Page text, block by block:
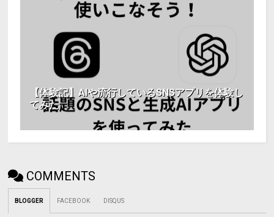
【体験記】AIや流行しているSNSアプリを体験し
てみた
COMMENTS
BLOGGER FACEBOOK DISQUS